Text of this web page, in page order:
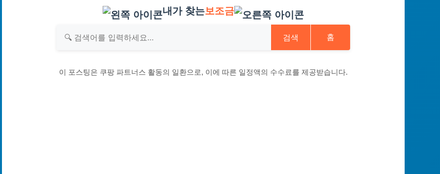
내가 찾는보조금
검색 홈
이 포스팅은 쿠팡 파트너스 활동의 일환으로, 이에 따른 일정액의 수수료를 제공받습니다.